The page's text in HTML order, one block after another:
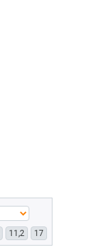
11,2 17